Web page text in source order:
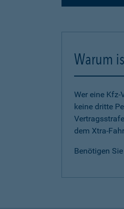
Warum
Wer eine
keine dritte
dem Xtra-
Benötigen